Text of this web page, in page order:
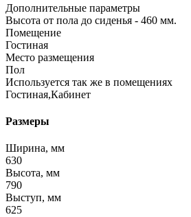
Дополнительные параметры
Высота от пола до сиденья - 460 мм.
Помещение
Гостиная
Место размещения
Пол
Используется так же в помещениях
Гостиная,Кабинет
Размеры
Ширина, мм
630
Высота, мм
790
Выступ, мм
625